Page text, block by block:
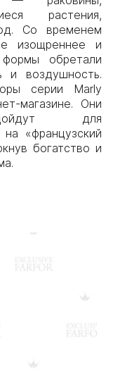
растения,
Со временем
изощреннее и
обретали
и воздушность.
серии Marly
магазине. Они
для
«французский
богатство и